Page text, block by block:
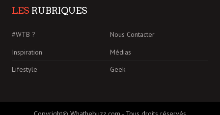
LES RUBRIQUES
#WTB ?
Nous Contacter
Inspiration
Médias
Lifestyle
Geek